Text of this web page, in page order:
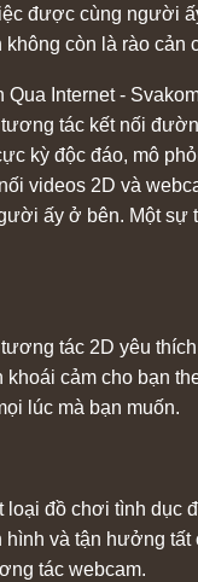
được cùng người
còn là rào cản
Internet -
tác kết nối
kỳ độc đáo, mô
videos 2D và
ấy ở bên. Một sự
tác 2D yêu
cảm cho bạn
lúc mà bạn muốn.
đồ chơi tình dục
và tận hưởng
tác webcam.